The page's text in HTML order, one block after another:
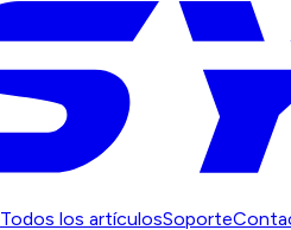
Todos los artículosSoporte